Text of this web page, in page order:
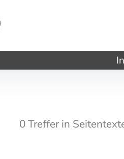
0 Treffer in